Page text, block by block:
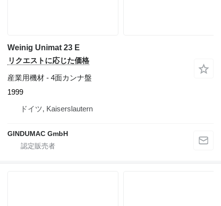
Weinig Unimat 23 E
リクエストに応じた価格
産業用機材 - 4面カンナ盤
1999
ドイツ, Kaiserslautern
GINDUMAC GmbH